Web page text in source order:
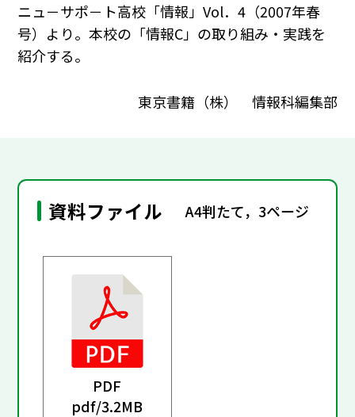
ニュ－サポ－ト高校「情報」Vol．4（2007年春
号）より。本校の「情報C」の取り組み・実践を
紹介する。
東京書籍（株） 情報科編集部
資料ファイル A4判たて，3ページ
PDF
pdf/3.2MB